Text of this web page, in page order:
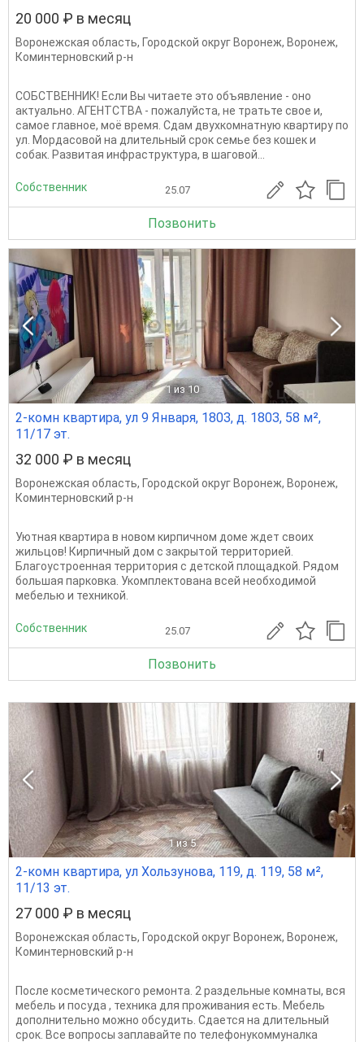
20 000 ₽ в месяц
Воронежская область, Городской округ Воронеж, Воронеж,
Коминтерновский р-н
СОБСТВЕННИК! Если Вы читаете это объявление - оно
актуально. АГЕНТСТВА - пожалуйста, не тратьте свое и,
самое главное, моё время. Сдам двухкомнатную квартиру по
ул. Мордасовой на длительный срок семье без кошек и
собак. Развитая инфраструктура, в шаговой...
Собственник 25.07
Позвонить
1 из 10
2-комн квартира, ул 9 Января, 180З, д. 180З, 58 м²,
11/17 эт.
32 000 ₽ в месяц
Воронежская область, Городской округ Воронеж, Воронеж,
Коминтерновский р-н
Уютная квартира в новом кирпичном доме ждет своих
жильцов! Кирпичный дом с закрытой территорией.
Благоустроенная территория с детской площадкой. Рядом
большая парковка. Укомплектована всей необходимой
мебелью и техникой.
Собственник 25.07
Позвонить
1 из 5
2-комн квартира, ул Хользунова, 119, д. 119, 58 м²,
11/13 эт.
27 000 ₽ в месяц
Воронежская область, Городской округ Воронеж, Воронеж,
Коминтерновский р-н
После косметического ремонта. 2 раздельные комнаты, вся
мебель и посуда , техника для проживания есть. Мебель
дополнительно можно обсудить. Сдается на длительный
срок. Все вопросы заплавайте по телефонукоммуналка